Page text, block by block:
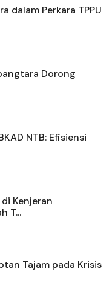
dalam Perkara TPPU
Dorong
NTB: Efisiensi
Kenjeran
T...
Tajam pada Krisis